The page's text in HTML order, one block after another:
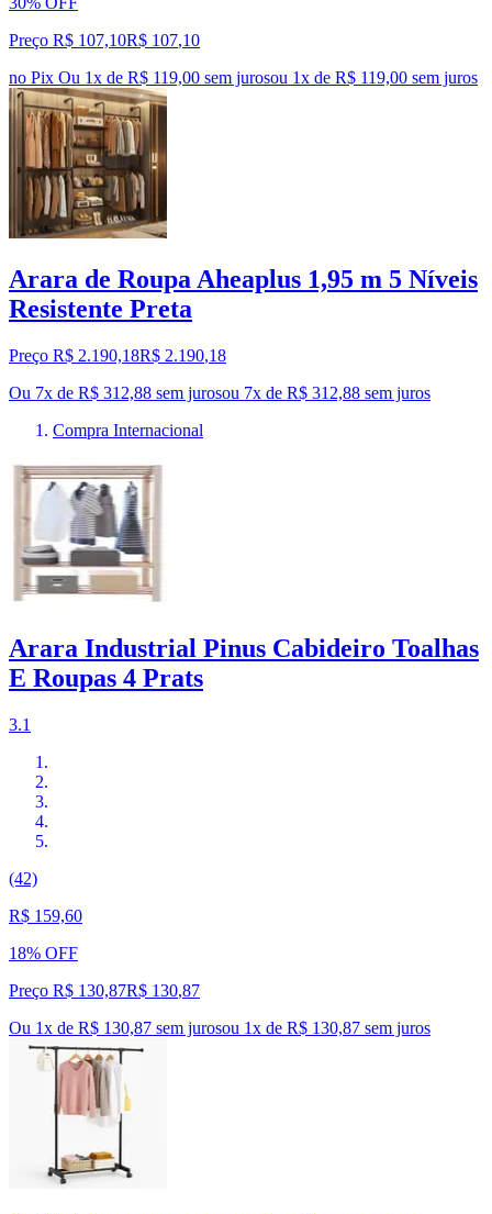
Preço R$ 107,10R$ 107,10
no Pix Ou 1x de R$ 119,00 sem jurosou 1x de R$ 119,00 sem juros
Arara de Roupa Aheaplus 1,95 m 5 Níveis
Resistente Preta
Preço R$ 2.190,18R$ 2.190,18
Ou 7x de R$ 312,88 sem jurosou 7x de R$ 312,88 sem juros
Compra Internacional
Arara Industrial Pinus Cabideiro Toalhas
E Roupas 4 Prats
3.1
(42)
R$ 159,60
18% OFF
Preço R$ 130,87R$ 130,87
Ou 1x de R$ 130,87 sem jurosou 1x de R$ 130,87 sem juros